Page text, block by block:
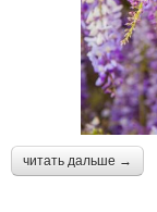
читать дальше →